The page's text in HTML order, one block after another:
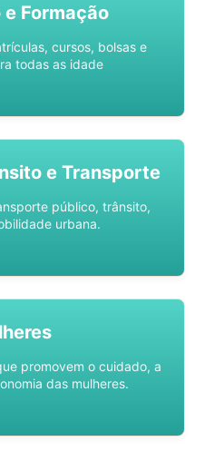
Formação
cursos, bolsas e
todas as idade
e Transporte
público, trânsito,
urbana.
promovem o cuidado, a
das mulheres.